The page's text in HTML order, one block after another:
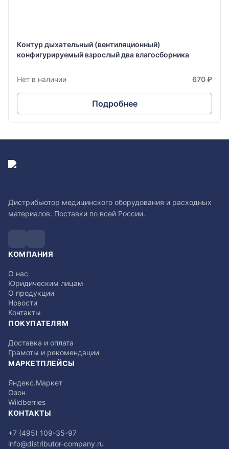
Контур дыхательный (вентиляционный)
конфигурируемый взрослый два влагосборника
Нет в наличии 670 ₽
Подробнее
Дистрибьютор медицинского оборудования и расходных
материалов. Поставки по всей России.
КОМПАНИЯ
О нас
Юридическим лицам
О продукции
Новости
Контакты
ПОКУПАТЕЛЯМ
Доставка и оплата
Грамоты и рекомендации
МАРКЕТПЛЕЙСЫ
Яндекс.Маркет
Озон
Wildberries
КОНТАКТЫ
+7 (495) 109-35-97
info@distributor-company.ru